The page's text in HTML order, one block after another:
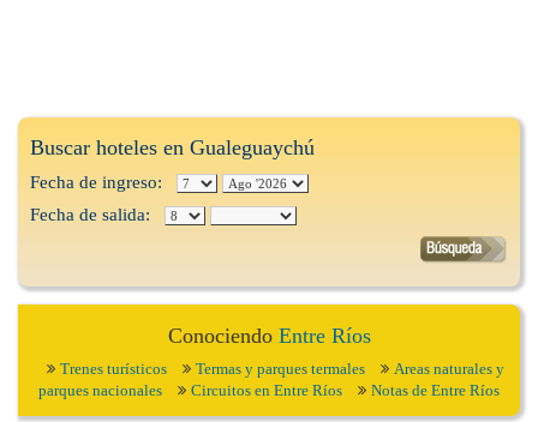
Buscar hoteles en Gualeguaychú
Fecha de ingreso:
Fecha de salida:
Conociendo Entre Ríos
Trenes turísticos Termas y parques termales
Areas naturales y
parques nacionales
Circuitos en Entre Ríos Notas de Entre Ríos